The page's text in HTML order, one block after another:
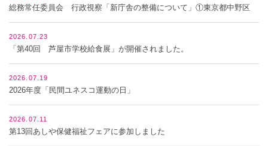
総務常任委員会 行政視察「新庁舎の整備について」①東京都中野区
2026.07.23
「第40回 芦屋市学校給食展」が開催されました。
2026.07.19
2026年度「民間ユネスコ運動の日」
2026.07.11
第13回あしや保健福祉フェアに参加しました